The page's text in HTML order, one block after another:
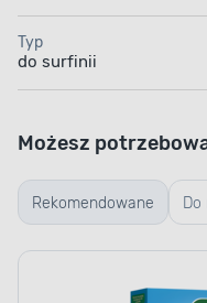
Typ
do surfinii
Rekomendowane Do
Możesz